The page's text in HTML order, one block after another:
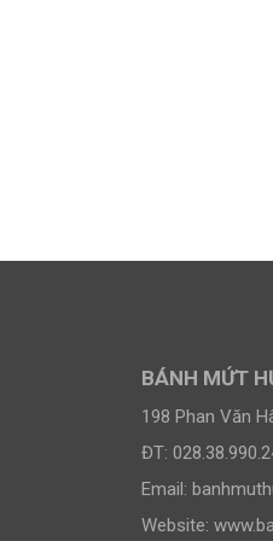
BÁNH MỨT
198 Phan Văn
ĐT:
Email:
Website: